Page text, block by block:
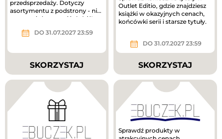
przedsprzedaży. Dotyczy
asortymentu z podstrony - nie
przegap i skorzystaj już dziś!
DO 31.07.2027 23:59
SKORZYSTAJ
Outlet Editio, gdzie znajdziesz
książki w okazyjnych cenach,
końcówki serii i starsze tytuły.
DO 31.07.2027 23:59
SKORZYSTAJ
Sprawdź produkty w